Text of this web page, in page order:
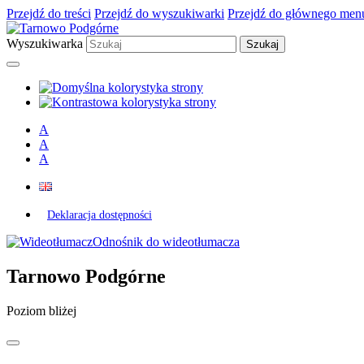
Przejdź do treści Przejdź do wyszukiwarki Przejdź do głównego
Wyszukiwarka
A
A
A
Deklaracja dostępności
Odnośnik do wideotłumacza
Tarnowo Podgórne
Poziom bliżej